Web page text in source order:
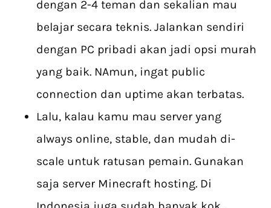
dengan 2-4 teman dan sekalian mau
belajar secara teknis. Jalankan sendiri
dengan PC pribadi akan jadi opsi murah
yang baik. NAmun, ingat public
connection dan uptime akan terbatas.
Lalu, kalau kamu mau server yang
always online, stable, dan mudah di-
scale untuk ratusan pemain. Gunakan
saja server Minecraft hosting. Di